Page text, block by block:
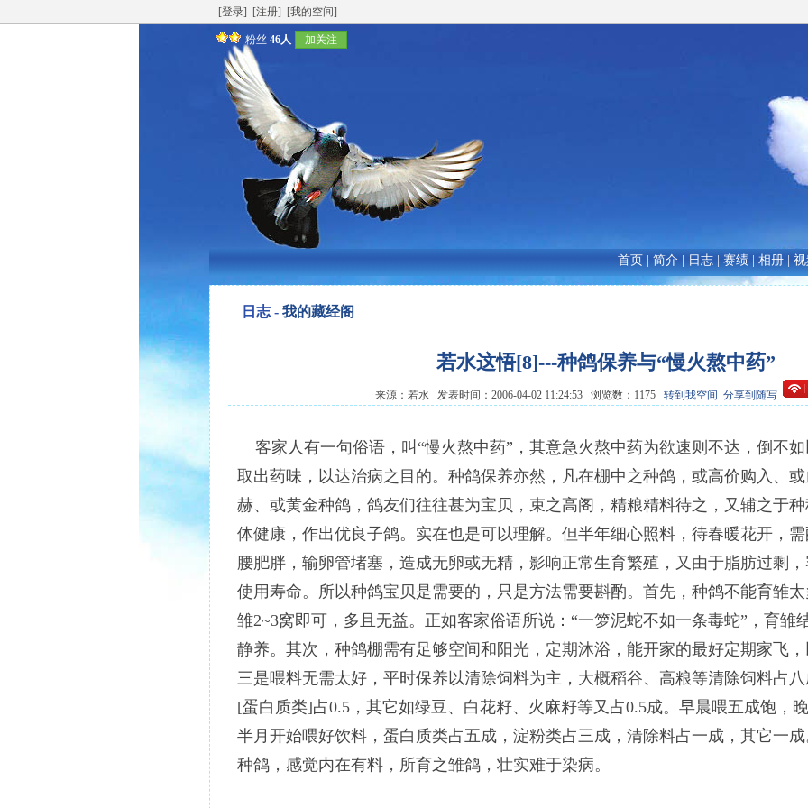
[登录] [注册] [我的空间]
粉丝 46人 加关注
首页 简介 日志 赛绩 相册
日志 - 我的藏经阁
若水这悟[8]---种鸽保养与“慢火熬中药”
来源：若水 发表时间：2006-04-02 11:24:53 浏览数：1175 转到我空间 分享到随写
客家人有一句俗语，叫“慢火熬中药”，其意急火熬中药为欲速则不达，倒不
取出药味，以达治病之目的。种鸽保养亦然，凡在棚中之种鸽，或高价购入、
赫、或黄金种鸽，鸽友们往往甚为宝贝，束之高阁，精粮精料待之，又辅之于
体健康，作出优良子鸽。实在也是可以理解。但半年细心照料，待春暖花开，
腰肥胖，输卵管堵塞，造成无卵或无精，影响正常生育繁殖，又由于脂肪过剩
使用寿命。所以种鸽宝贝是需要的，只是方法需要斟酌。首先，种鸽不能育雏
雏2~3窝即可，多且无益。正如客家俗语所说：“一箩泥蛇不如一条毒蛇”，育雏
静养。其次，种鸽棚需有足够空间和阳光，定期沐浴，能开家的最好定期家飞
三是喂料无需太好，平时保养以清除饲料为主，大概稻谷、高粮等清除饲料占
[蛋白质类]占0.5，其它如绿豆、白花籽、火麻籽等又占0.5成。早晨喂五成饱，
半月开始喂好饮料，蛋白质类占五成，淀粉类占三成，清除料占一成，其它一
种鸽，感觉内在有料，所育之雏鸽，壮实难于染病。